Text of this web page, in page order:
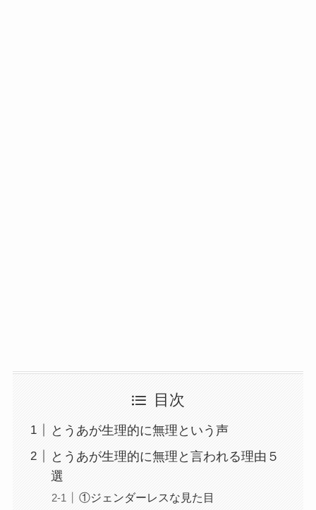
目次
とうあが生理的に無理という声
とうあが生理的に無理と言われる理由５
選
①ジェンダーレスな見た目